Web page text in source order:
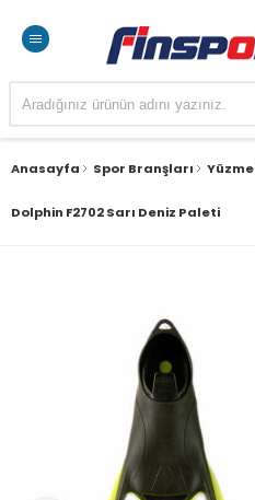
Anasayfa Spor Branşları Yüzme
Dolphin F2702 Sarı Deniz Paleti